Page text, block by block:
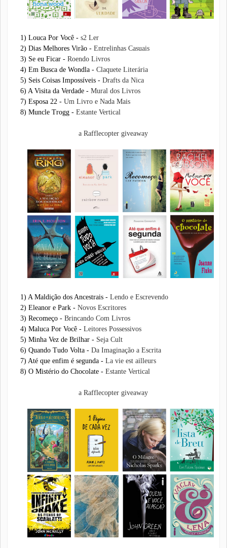
1) Louca Por Você - s2 Ler
2) Dias Melhores Virão - Entrelinhas Casuais
3) Se eu Ficar - Roendo Livros
4) Em Busca de Wondla - Claquete Literária
5) Seis Coisas Impossíveis - Drafts da Nica
6) A Visita da Verdade - Mural dos Livros
7) Esposa 22 - Um Livro e Nada Mais
8) Muncle Trogg - Estante Vertical
a Rafflecopter giveaway
1) A Maldição dos Ancestrais - Lendo e Escrevendo
2) Eleanor e Park - Novos Escritores
3) Recomeço - Brincando Com Livros
4) Maluca Por Você - Leitores Possessivos
5) Minha Vez de Brilhar - Seja Cult
6) Quando Tudo Volta - Da Imaginação a Escrita
7) Até que enfim é segunda - La vie est ailleurs
8) O Mistério do Chocolate - Estante Vertical
a Rafflecopter giveaway